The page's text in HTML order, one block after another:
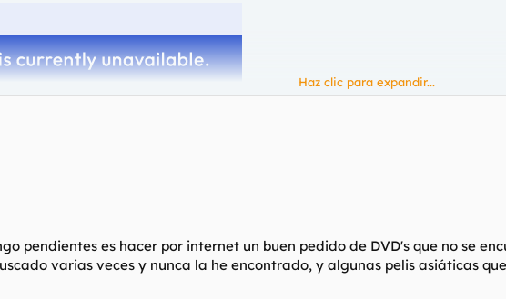
Haz clic para expandir...
pendientes es hacer por internet un buen pedido de DVD's que no se
varias veces y nunca la he encontrado, y algunas pelis asiáticas